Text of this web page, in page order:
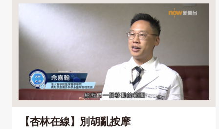
【杏林在線】別胡亂按摩